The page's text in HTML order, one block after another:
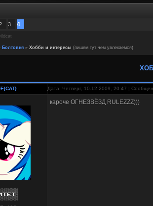
3
4
Болтовня » Хобби и интересы (пишем тут чем увлекаемся)
Дата: Четверг, 10.12.2009, 20:47 |
кароче ОГНЕЗВЁЗД RULEZZZ)))